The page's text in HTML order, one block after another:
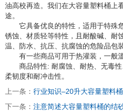
油高校再造。我们在大容量塑料桶上
途。
它具备优良的特性，适用于特殊
锈蚀、材质轻等特性，且耐酸碱、耐
温、防水、抗压、抗腐蚀的危险品包裝
有一些商品可用于热灌装，一般
商品特性: 耐腐蚀、耐热、无毒
柔韧度和耐冲击性。
上一条： 行业知识–20升大容量塑料
下一条： 注意简述大容量塑料桶的结